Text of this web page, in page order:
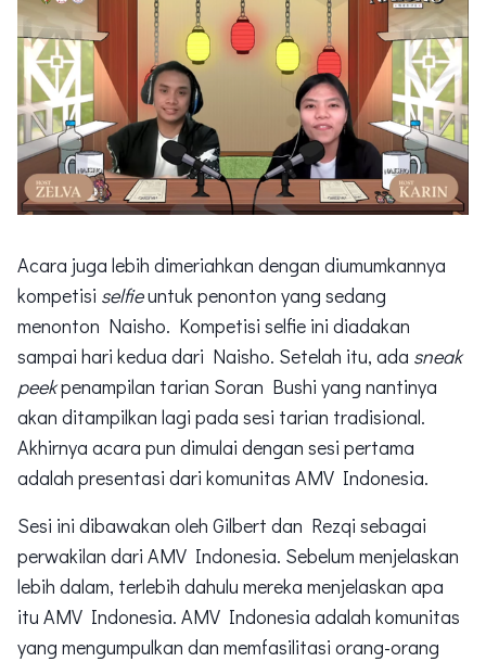
Acara juga lebih dimeriahkan dengan diumumkannya
kompetisi selfieuntuk penonton yang sedang
menonton Naisho. Kompetisi selfie ini diadakan
sampai hari kedua dari Naisho. Setelah itu, ada sneak
peekpenampilan tarian Soran Bushi yang nantinya
akan ditampilkan lagi pada sesi tarian tradisional.
Akhirnya acara pun dimulai dengan sesi pertama
adalah presentasi dari komunitas AMV Indonesia.
Sesi ini dibawakan oleh Gilbert dan Rezqi sebagai
perwakilan dari AMV Indonesia. Sebelum menjelaskan
lebih dalam, terlebih dahulu mereka menjelaskan apa
itu AMV Indonesia. AMV Indonesia adalah komunitas
yang mengumpulkan dan memfasilitasi orang-orang